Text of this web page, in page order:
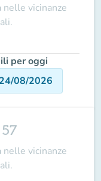
vicinanze
per oggi
24/08/2026
vicinanze